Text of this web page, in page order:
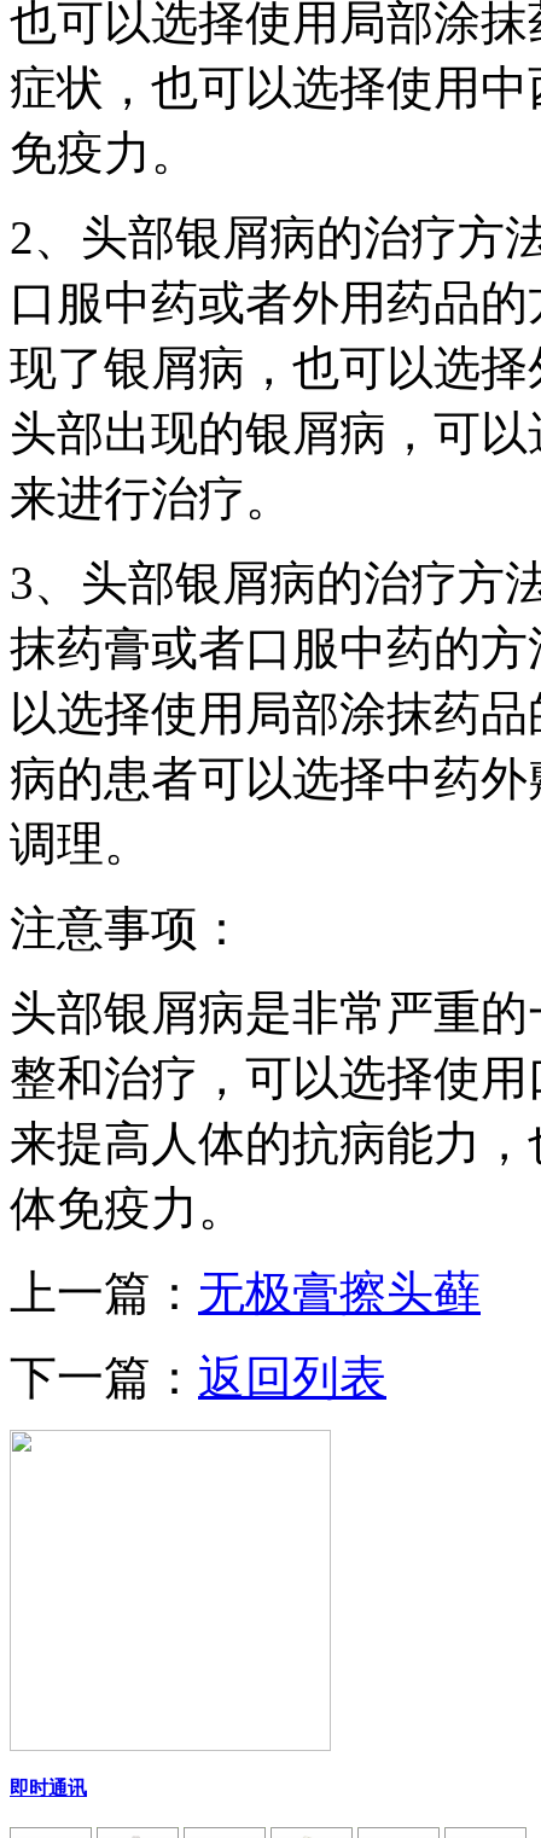
也可以选择使用局部涂
症状，也可以选择使用
免疫力。
2、头部银屑病的治疗方
口服中药或者外用药品
现了银屑病，也可以选
头部出现的银屑病，可
来进行治疗。
3、头部银屑病的治疗方
抹药膏或者口服中药的
以选择使用局部涂抹药
病的患者可以选择中药
调理。
注意事项：
头部银屑病是非常严重
整和治疗，可以选择使
来提高人体的抗病能力
体免疫力。
上一篇： 无极膏擦头藓
下一篇： 返回列表
即时通讯